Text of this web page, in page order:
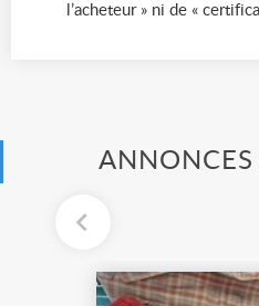
l’acheteur » ni de «